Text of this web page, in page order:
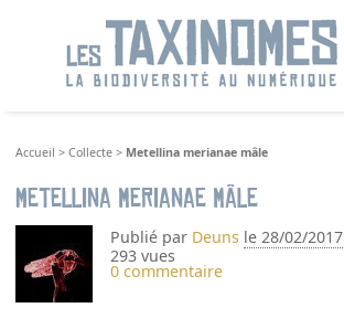
Accueil >Collecte > Metellina merianae mâle
Metellina merianae mâle
Publié par Deuns le 28/02/2017
293 vues
0 commentaire